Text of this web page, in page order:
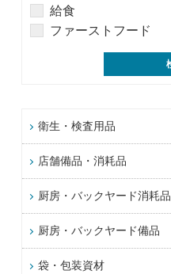
給食
ファーストフード
衛生・検査用品
店舗備品・消耗品
厨房・バックヤード消耗品
厨房・バックヤード備品
袋・包装資材